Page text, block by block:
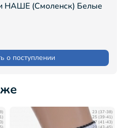
НАШЕ (Смоленск) Белые
о поступлении
23 (37-38)
25 (39-41)
27 (41-43)